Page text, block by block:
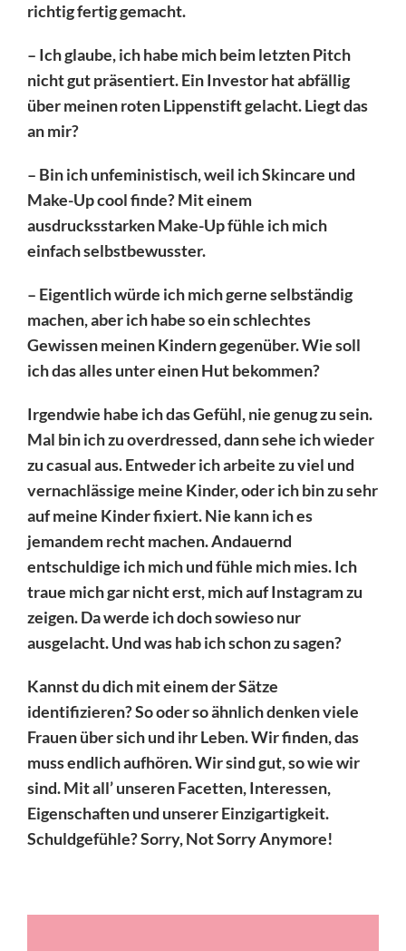
richtig fertig gemacht.
– Ich glaube, ich habe mich beim letzten Pitch
nicht gut präsentiert. Ein Investor hat abfällig
über meinen roten Lippenstift gelacht. Liegt das
an mir?
– Bin ich unfeministisch, weil ich Skincare und
Make-Up cool finde? Mit einem
ausdrucksstarken Make-Up fühle ich mich
einfach selbstbewusster.
– Eigentlich würde ich mich gerne selbständig
machen, aber ich habe so ein schlechtes
Gewissen meinen Kindern gegenüber. Wie soll
ich das alles unter einen Hut bekommen?
Irgendwie habe ich das Gefühl, nie genug zu sein.
Mal bin ich zu overdressed, dann sehe ich wieder
zu casual aus. Entweder ich arbeite zu viel und
vernachlässige meine Kinder, oder ich bin zu sehr
auf meine Kinder fixiert. Nie kann ich es
jemandem recht machen. Andauernd
entschuldige ich mich und fühle mich mies. Ich
traue mich gar nicht erst, mich auf Instagram zu
zeigen. Da werde ich doch sowieso nur
ausgelacht. Und was hab ich schon zu sagen?
Kannst du dich mit einem der Sätze
identifizieren? So oder so ähnlich denken viele
Frauen über sich und ihr Leben. Wir finden, das
muss endlich aufhören. Wir sind gut, so wie wir
sind. Mit all’ unseren Facetten, Interessen,
Eigenschaften und unserer Einzigartigkeit.
Schuldgefühle? Sorry, Not Sorry Anymore!